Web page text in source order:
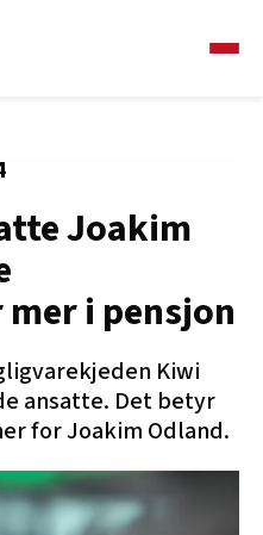
Joakim
i pensjon
Kiwi
ansatte. Det betyr
for Joakim Odland.